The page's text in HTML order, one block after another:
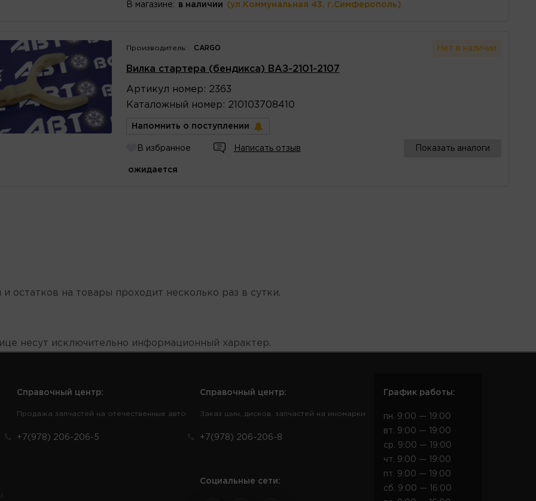
В магазине: в наличии (ул.Коммунальная 43, г.Симферополь)
Производитель: CARGO Нет в наличии
Вилка стартера (бендикса) ВАЗ-2101-2107
Артикул номер : 2363
Каталожный номер : 210103708410
Напомнить о поступлении
В избранное Написать отзыв Показать аналоги
ожидается
остатков на товары проходит несколько раз в сутки.
несут исключительно информационный характер.
Справочный центр:
Продажа запчастей на отечественные авто
+7(978) 206-206-5
Справочный центр:
Заказ шин, дисков, запчастей на иномарки
+7(978) 206-206-8
Социальные сети:
График работы:
пн. 9:00 — 19:00
вт. 9:00 — 19:00
ср. 9:00 — 19:00
чт. 9:00 — 19:00
пт. 9:00 — 19:00
сб. 9:00 — 16:00